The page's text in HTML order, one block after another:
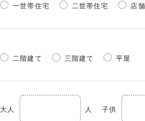
一世帯住宅 二世帯住宅 店
二階建て 三階建て 平屋
大人 人 子供